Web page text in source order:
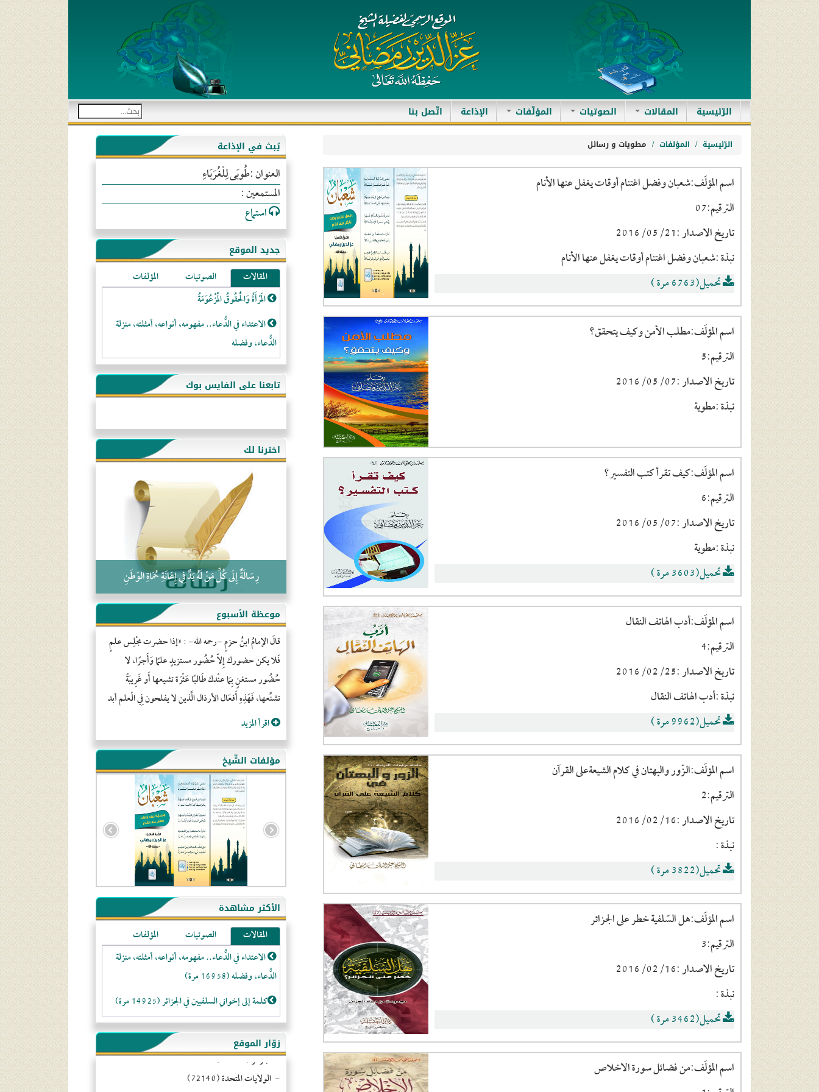
الرّئيسية(current) المقالات الصوتيات المؤلّفات الإذاعة اتّصل بنا
الرّئيسية المؤلفات مطويات و رسائل
اسم المؤلَف:شعبان وفضل اغتنام أوقات يغفل عنها الأنام
الترقيم:07
تاريخ الاصدار :2016/05/21
نبذة :شعبان وفضل اغتنام أوقات يغفل عنها الأنام
تحميل(6763 مرة )
اسم المؤلَف:مطلب الأمن وكيف يتحقق؟
الترقيم:5
تاريخ الاصدار :2016/05/07
نبذة :مطوية
اسم المؤلَف:كيف تقرأ كتب التفسير؟
الترقيم:6
تاريخ الاصدار :2016/05/07
نبذة :مطوية
تحميل(3603 مرة )
اسم المؤلَف:أدب الهاتف النقال
الترقيم:4
تاريخ الاصدار :2016/02/25
نبذة :أدب الهاتف النقال
تحميل(9962 مرة )
اسم المؤلَف:الزّور والبهتان في كلام الشيعةعلى القرآن
الترقيم:2
تاريخ الاصدار :2016/02/16
نبذة :
تحميل(3822 مرة )
اسم المؤلَف:هل السّلفية خطر على الجزائر
الترقيم:3
تاريخ الاصدار :2016/02/16
نبذة :
تحميل(3462 مرة )
اسم المؤلَف:من فضائل سورة الاخلاص
يُبث في الإذاعة
العنوان :طُوبَى لِلْغُرَبَاءِ
المستمعين :
استماع
جديد الموقع
المقالات الصوتيات
المؤلفات
المَرْأَةُ وَالْحُقُوقُ الْمَزْعُوَمَةُ
الاعتداء في الدُّعاء.. مفهومه، أنواعه، أمثلته، منزلة
الدُّعاء، وفضله
لا تتَّبعوا عورات الـمسلمين
فقه النَّصيحة عند الصَّحابة الكرام رضي الله عنهم
هذه سبيلنا فماذا تنقمون؟!
أُسُـسُ بَـيْـتِ الـمُسْـلِمِ
التَّعْلِيمُ القُرْآنِي
كلمة إلى إخواني السلفيين في الجزائر
تابعنا على الفايس بوك
اخترنا لك
رِسَالَةٌ إِلَى كُلِّ مَنْ لَهُ يَدٌ فِي إِعَانَةِ حُمَاةِ الوَطَنِ
موعظة الأسبوع
قالَ الإمامُ ابنُ حزمٍ -رحمه الله- : «إذا حضرت مجْلِس علمٍ
فَلا يكن حضورك إِلاّ حُضُور مستزيدٍ علمًا وَأَجرًا، لا
حُضُور مستغنٍ بِمَا عنْدك طَالبًا عَثْرَة تشيعها أَو غَرِيبَةً
تشنِّعها، فَهَذِهِ أَفعَال الأرذال الَّذين لا يفلحون فِي الْعلم أبد
اقرأ المزيد
مؤلفات الشّيخ
الأكثر مشاهدة
المقالات الصوتيات
المؤلفات
الاعتداء في الدُّعاء.. مفهومه، أنواعه، أمثلته، منزلة
الدُّعاء، وفضله (16958 مرة)
كلمة إلى إخواني السلفيين في الجزائر (14925 مرة)
لا تتَّبعوا عورات الـمسلمين (13371 مرة)
المَرْأَةُ وَالْحُقُوقُ الْمَزْعُوَمَةُ (12482 مرة)
الـنـُّصـيريَّـة الحقيقة والواقع (10985 مرة)
زوّار الموقع
- الجزائر (94596)
- الولايات المتحدة (72140)